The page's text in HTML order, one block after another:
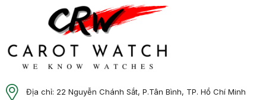
Địa chỉ: 22 Nguyễn Chánh Sắt, P.Tân Bình, TP. Hồ Chí Minh